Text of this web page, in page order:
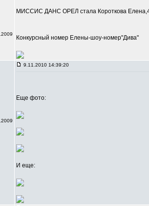
МИССИС ДАНС ОРЕЛ стала Короткова
Конкурсный номер Елены-шоу-номер"Дива"
9.11.2010 14:39:20
Еще фото:
И еще: